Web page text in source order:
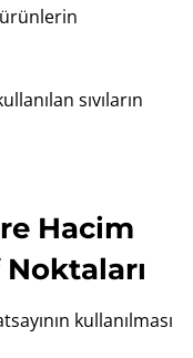
ürünlerin
sıvıların
Hacim
kullanılması